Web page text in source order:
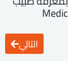
التالي